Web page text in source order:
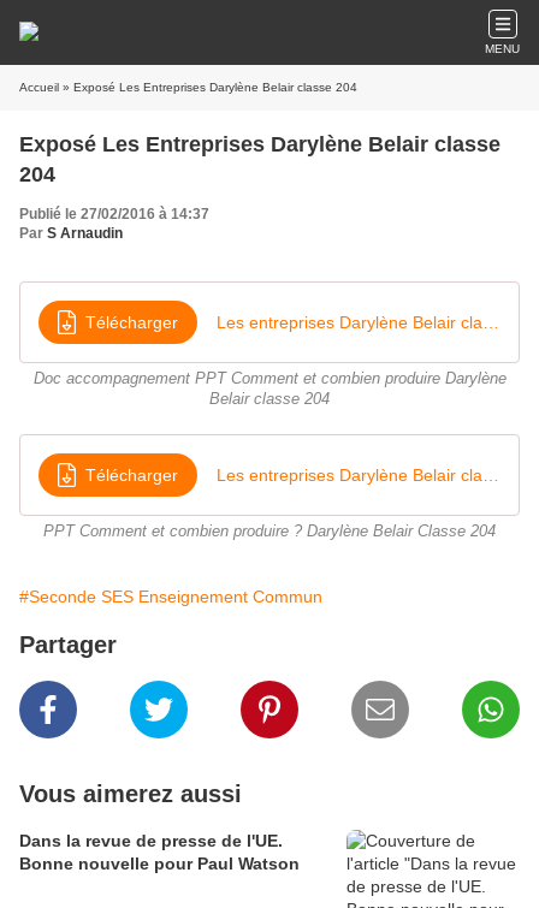
MENU
Accueil » Exposé Les Entreprises Darylène Belair classe 204
Exposé Les Entreprises Darylène Belair classe
204
Publié le 27/02/2016 à 14:37
Par S Arnaudin
Télécharger
Doc accompagnement PPT Comment et combien produire Darylène
Belair classe 204
Télécharger
PPT Comment et combien produire ? Darylène Belair Classe 204
#Seconde SES Enseignement Commun
Partager
Vous aimerez aussi
Dans la revue de presse de l'UE.
Bonne nouvelle pour Paul Watson